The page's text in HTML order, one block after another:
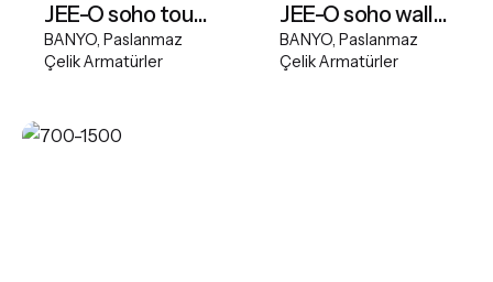
JEE-O soho touchless wall basin tap - Hammercoated Black
BANYO Paslanmaz
Çelik Armatürler
JEE-O soho wall basin mixer - Hammercoated Black
BANYO Paslanmaz
Çelik Armatürler